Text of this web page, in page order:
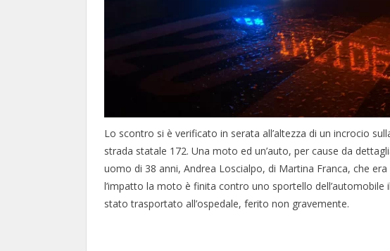
Lo scontro si è verificato in serata all’altezza di un incrocio
strada statale 172. Una moto ed un’auto, per cause da
uomo di 38 anni, Andrea Loscialpo, di Martina Franca, che
l’impatto la moto è finita contro uno sportello
stato trasportato all’ospedale, ferito non gravemente.